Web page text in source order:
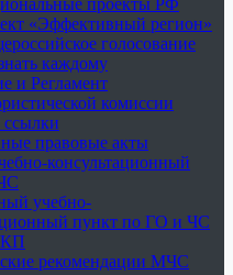
проекты РФ
«Эффективный регион»
голосование
каждому
и Регламент
комиссии
правовые акты
консультационный
учебно-
пункт по ГО и ЧС
рекомендации МЧС